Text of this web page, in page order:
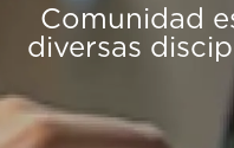
Comunidad
diversas